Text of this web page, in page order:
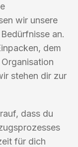
wir unsere
an.
dem
stehen dir zur
dass du
für dich